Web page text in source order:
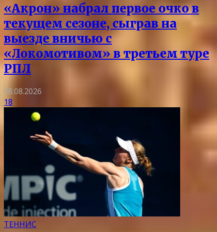
«Акрон» набрал первое очко в
текущем сезоне, сыграв на
выезде вничью с
«Локомотивом» в третьем туре
РПЛ
08.08.2026
18
ТЕННИС